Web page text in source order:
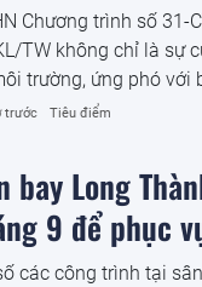
Chương trình số 31-
TW không chỉ là sự
trường, ứng phó
ánh bước phát triển
trước Tiêu điểm
bay Long
9 để phục
các công trình tại